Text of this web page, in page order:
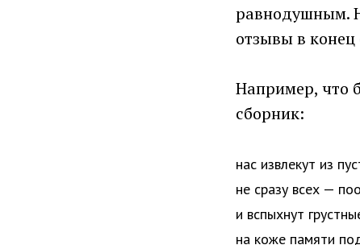
равнодушным.
отзывы в конец
Например, что
сборник:
нас извлекут из
не сразу всех —
и вспыхнут
на коже памяти